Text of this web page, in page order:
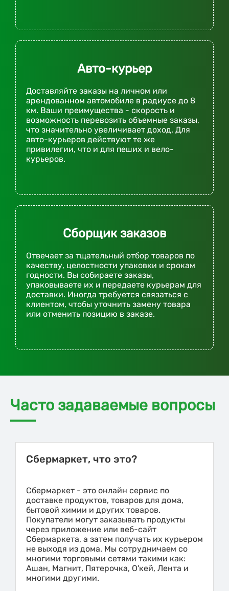
Авто-курьер
Доставляйте заказы на личном или
арендованном автомобиле в радиусе до 8
км. Ваши преимущества - скорость и
возможность перевозить объемные заказы,
что значительно увеличивает доход. Для
авто-курьеров действуют те же
привилегии, что и для пеших и вело-
курьеров.
Сборщик заказов
Отвечает за тщательный отбор товаров по
качеству, целостности упаковки и срокам
годности. Вы собираете заказы,
упаковываете их и передаете курьерам для
доставки. Иногда требуется связаться с
клиентом, чтобы уточнить замену товара
или отменить позицию в заказе.
Часто задаваемые вопросы
Сбермаркет, что это?
Сбермаркет - это онлайн сервис по
доставке продуктов, товаров для дома,
бытовой химии и других товаров.
Покупатели могут заказывать продукты
через приложение или веб-сайт
Сбермаркета, а затем получать их курьером
не выходя из дома. Мы сотрудничаем со
многими торговыми сетями такими как:
Ашан, Магнит, Пятерочка, О'кей, Лента и
многими другими.